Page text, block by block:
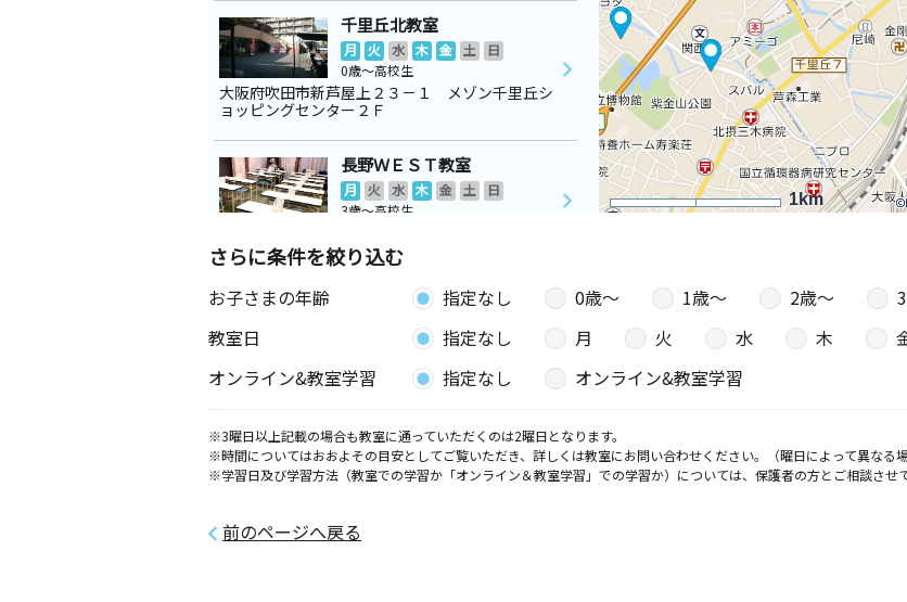
1km
千里丘北教室
月 火 水 木 金 土
日
0歳～高校生
大阪府吹田市新芦屋上２３－１ メゾン千里丘シ
ョッピングセンター２Ｆ
長野ＷＥＳＴ教室
月 火 水 木 金 土
日
3歳～高校生
千里丘東教室
木 金 土 日
3歳～高校生
大阪府摂津市千里丘東４丁目１９－５
新芦屋教室
月 火 水 木 金 土
日
0歳～高校生
大阪府吹田市新芦屋下１８－２６ 三島ハイツ２
さらに条件を絞り込む
お子さまの年齢 指定なし 0歳〜 1歳〜 2歳〜
教室日
指定なし 月 火 水 木
オンライン&教室学習
指定なし オンライン&教室学習
※3曜日以上記載の場合も教室に通っていただくのは2曜日となります。
※時間についてはおおよその目安としてご覧いただき、詳しくは教室にお問い合わせください。（曜日によって異なる
※学習日及び学習方法（教室での学習か「オンライン＆教室学習」での学習か）については、保護者の方とご相談させ
前のページへ戻る